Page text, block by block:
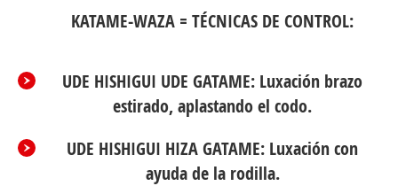
KATAME-WAZA = TÉCNICAS DE CONTROL:
UDE HISHIGUI UDE GATAME: Luxación brazo
estirado, aplastando el codo.
UDE HISHIGUI HIZA GATAME: Luxación con
ayuda de la rodilla.